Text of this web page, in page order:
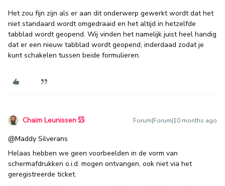
Het zou fijn zijn als er aan dit onderwerp gewerkt wordt dat het
niet standaard wordt omgedraaid en het altijd in hetzelfde
tabblad wordt geopend. Wij vinden het namelijk juist heel handig
dat er een nieuw tabblad wordt geopend, inderdaad zodat je
kunt schakelen tussen beide formulieren.
Chaim Leunissen Forum|Forum|10 months ago
@Maddy Silverans
Helaas hebben we geen voorbeelden in de vorm van
schermafdrukken o.i.d. mogen ontvangen, ook niet via het
geregistreerde ticket.